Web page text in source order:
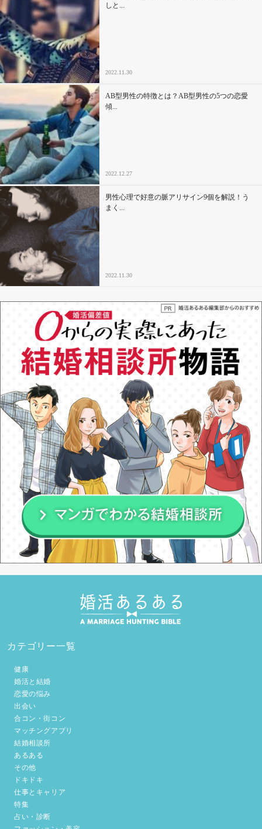
しと...
2022.11.30
AB型男性の特徴とは？AB型男性の5つの恋愛
傾...
2022.12.27
男性心理で好意の脈アリサイン9個を解説！う
まく...
2022.11.30
カテゴリー一覧
健康
婚活と結婚
恋愛の悩み
出会い
合コン・街コン
マッチングアプリ
結婚相談所
あるある
その他
ドキドキ
仕事とキャリア
特集
占い・診断